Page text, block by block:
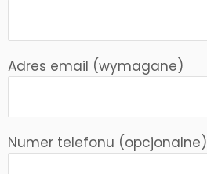
Adres email (wymagane)
Numer telefonu (opcjonalne)